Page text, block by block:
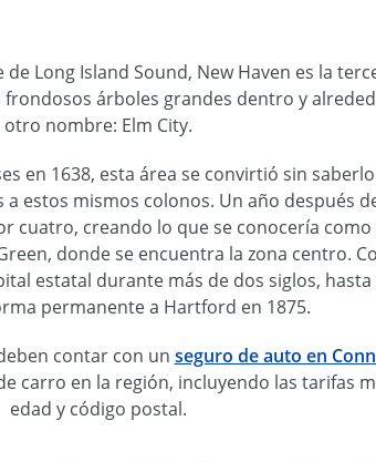
Long Island Sound, New Haven es la
árboles grandes dentro y
otro nombre: Elm City.
en 1638, esta área se convirtió sin
estos mismos colonos. Un año después
creando lo que se conocería como
donde se encuentra la zona centro.
estatal durante más de dos siglos,
permanente a Hartford en 1875.
contar con un seguro de auto en
carro en la región, incluyendo las tarifas
edad y código postal.